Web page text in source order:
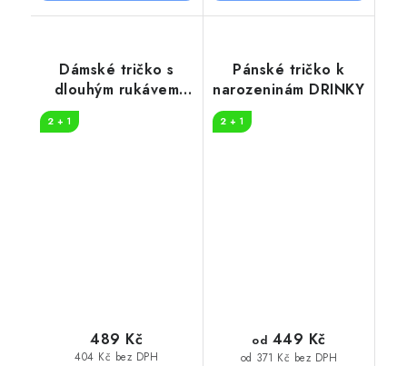
Dámské tričko s
dlouhým rukávem
2 + 1
404 Kč bez DPH
489 Kč
Pánské tričko k
narozeninám DRINKY
2 + 1
od 371 Kč bez DPH
od 449 Kč